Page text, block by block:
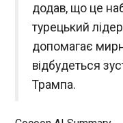
ЧИТАТЬ
додав, що це
турецький
допомагає
відбудеться
Трампа.